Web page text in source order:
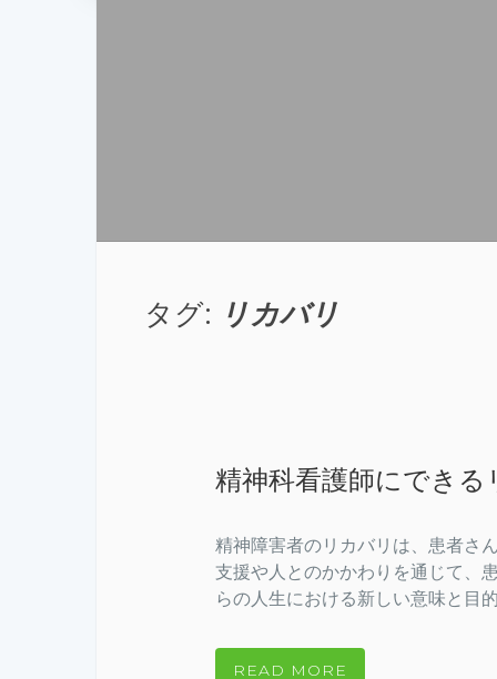
タグ: リカバリ
精神科看護師にできる
精神障害者のリカバリは、患者さ
支援や人とのかかわりを通じて、
らの人生における新しい意味と目
READ MORE